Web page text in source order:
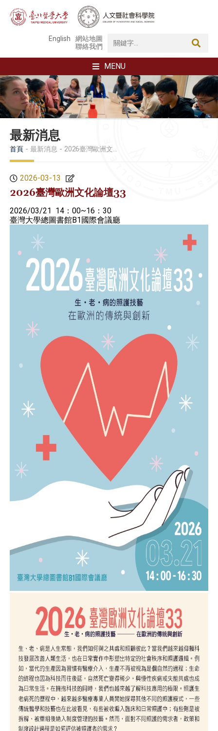
English
網站地圖
聯絡我們
MENU
最新消息
首頁 最新消息 2026臺灣歐洲文化論壇33
2026-03-13
2026臺灣歐洲文化論壇33
2026/03/21 14：00~16：30
臺灣大學總圖書館B1國際會議廳